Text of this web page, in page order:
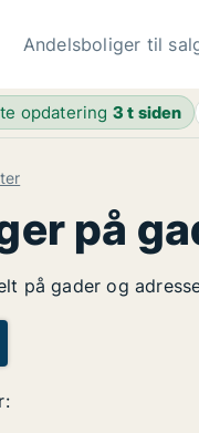
Andelsboliger til
opdatering 3 t siden
på
på gader og